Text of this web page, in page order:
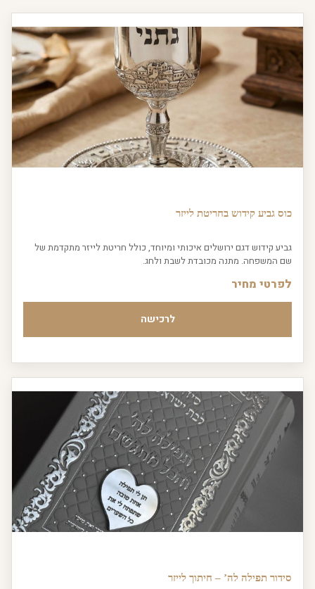
כוס גביע קידוש בחריטת לייזר
גביע קידוש דגם ירושלים איכותי ומיוחד, כולל חריטת לייזר מתקדמת של
שם המשפחה. מתנה מכובדת לשבת ולחג.
לפרטי מחיר
לרכישה
סידור תפילה לה’ – חיתוך לייזר